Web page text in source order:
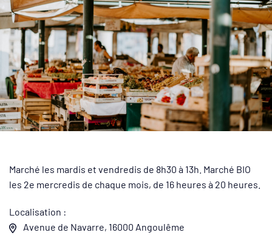
Marché les mardis et vendredis de 8h30 à 13h. Marché BIO
les 2e mercredis de chaque mois, de 16 heures à 20 heures.
Localisation :
Avenue de Navarre, 16000 Angoulême